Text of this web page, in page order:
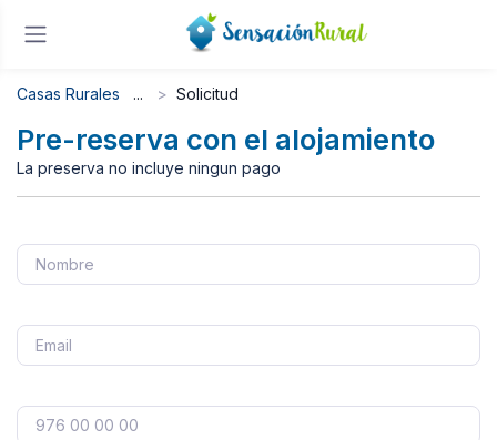
Casas Rurales Solicitud
Pre-reserva con el alojamiento
La preserva no incluye ningun pago